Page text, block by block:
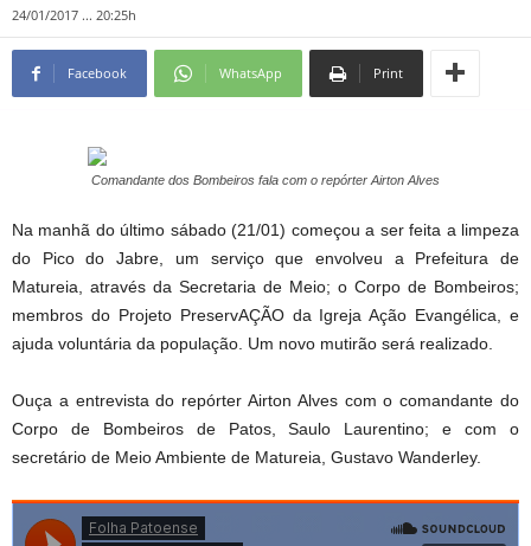
24/01/2017 ... 20:25h
Facebook WhatsApp Print
Comandante dos Bombeiros fala com o repórter Airton Alves
Na manhã do último sábado (21/01) começou a ser feita a limpeza
do Pico do Jabre, um serviço que envolveu a Prefeitura de
Matureia, através da Secretaria de Meio; o Corpo de Bombeiros;
membros do Projeto PreservAÇÃO da Igreja Ação Evangélica, e
ajuda voluntária da população. Um novo mutirão será realizado.
Ouça a entrevista do repórter Airton Alves com o comandante do
Corpo de Bombeiros de Patos, Saulo Laurentino; e com o
secretário de Meio Ambiente de Matureia, Gustavo Wanderley.